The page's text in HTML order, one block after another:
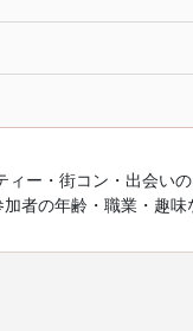
ー・街コン・出会い
者の年齢・職業・趣